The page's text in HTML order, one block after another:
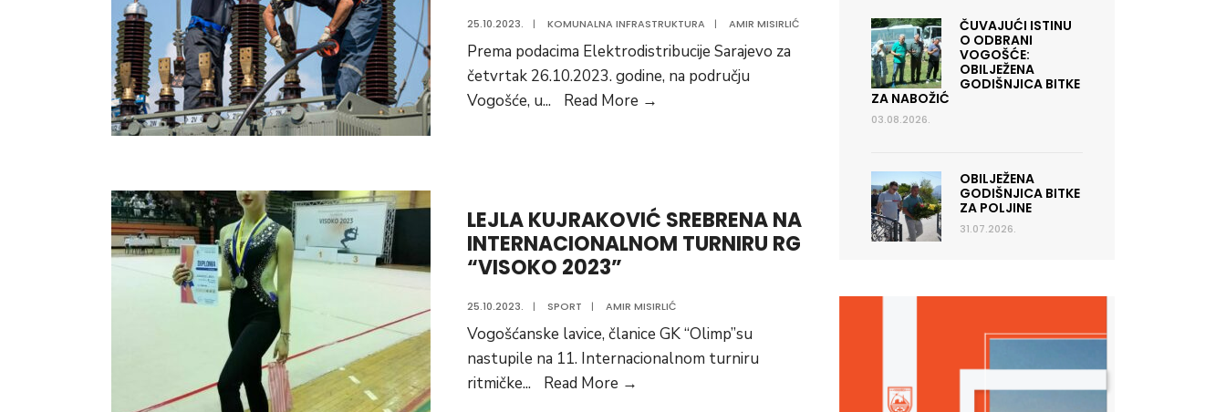
25.10.2023. | KOMUNALNA INFRASTRUKTURA | AMIR MISIRLIĆ
Prema podacima Elektrodistribucije Sarajevo za
četvrtak 26.10.2023. godine, na području
Vogošće, u... Read More →
području
Vogošće
26.10.2023.godine
LEJLA KUJRAKOVIĆ SREBRENA NA
INTERNACIONALNOM TURNIRU RG
“VISOKO 2023”
25.10.2023. | SPORT | AMIR MISIRLIĆ
Vogošćanske lavice, članice GK “Olimp”su
nastupile na 11. Internacionalnom turniru
ritmičke... Read More →
ČUVAJUĆI ISTINU
O ODBRANI
VOGOŠĆE:
OBILJEŽENA
GODIŠNJICA BITKE
ZA NABOŽIĆ
03.08.2026.
OBILJEŽENA
GODIŠNJICA BITKE
ZA POLJINE
31.07.2026.